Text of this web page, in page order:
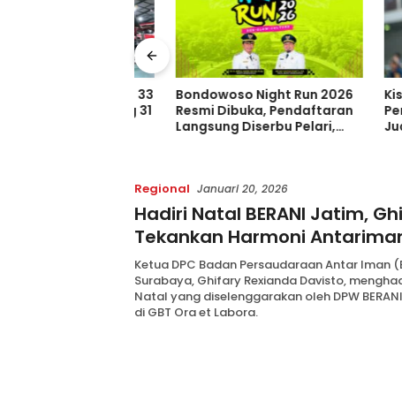
Bondowoso Night Run 2026
Resmi Dibuka, Pendaftaran
Langsung Diserbu Pelari,
Kisah
Persib
Juara
Regional Januari 20, 2026
Hadiri Natal BERANI Jatim,
Tekankan Harmoni
Warisan Gus Dur
Ketua DPC Badan Persaudaraan Antar Iman
Surabaya, Ghifary Rexianda Davisto,
Natal yang diselenggarakan oleh DPW
di GBT Ora et Labora.